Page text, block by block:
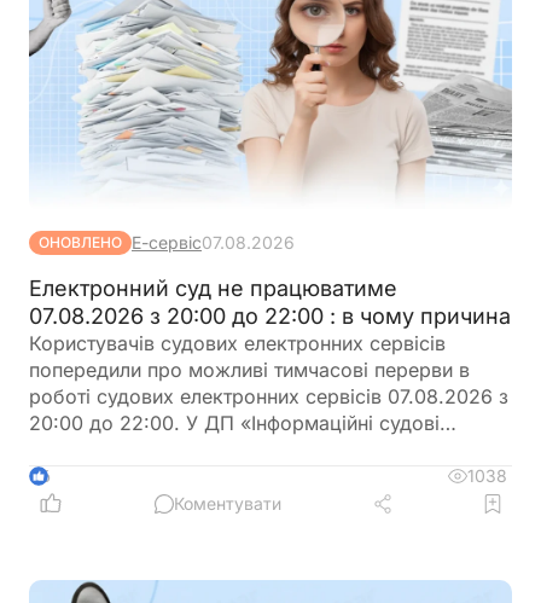
ОНОВЛЕНО Е-сервіс07.08.2026
Електронний суд не працюватиме
07.08.2026 з 20:00 до 22:00 : в чому причина
Користувачів судових електронних сервісів
попередили про можливі тимчасові перерви в
роботі судових електронних сервісів 07.08.2026 з
20:00 до 22:00. У ДП «Інформаційні судові
час планування роботи із сервісами
6
1038
Коментувати